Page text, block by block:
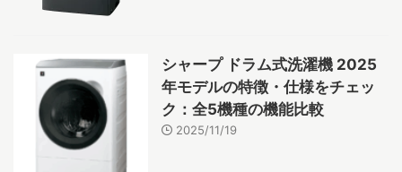
シャープ ドラム式洗濯機 2025
年モデルの特徴・仕様をチェッ
ク：全5機種の機能比較
2025/11/19